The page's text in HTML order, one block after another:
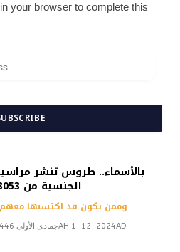
your browser to complete this
بالأسماء.. طروس تنشر
الجنسية من 3053 شخصاً
وممن يكون قد اكتسبها معهم
SUN 29 جمادى الأولى 1446AH 1-12-2024AD